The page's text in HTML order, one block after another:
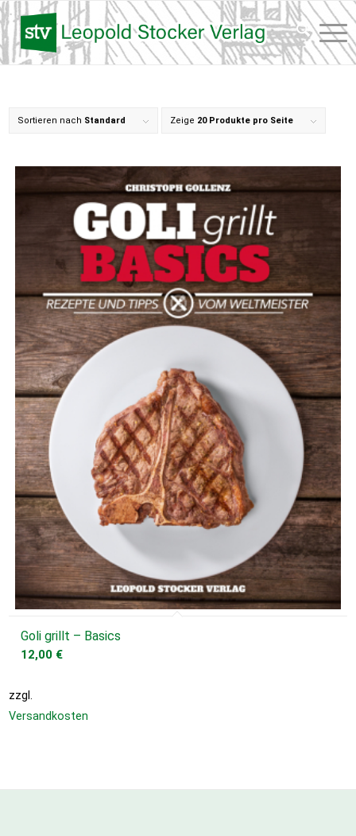
Sortieren nach Standard Zeige 20 Produkte pro Seite
Goli grillt – Basics
12,00 €
zzgl.
Versandkosten